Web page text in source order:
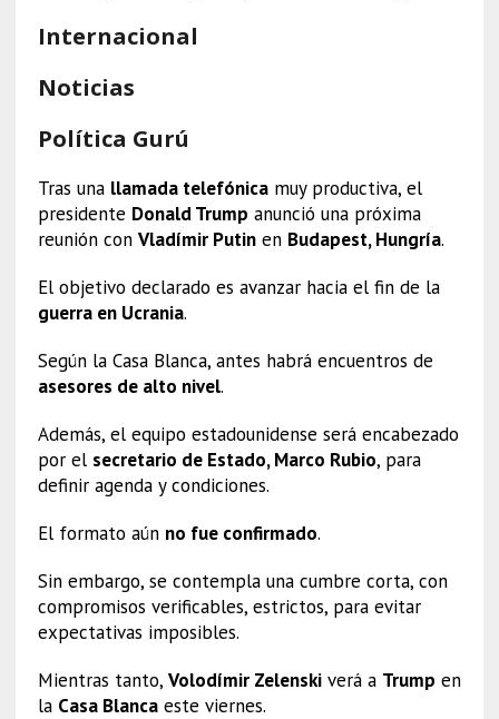
Internacional
Noticias
Política Gurú
Tras una llamada telefónicamuy productiva, el
presidente Donald Trump anunció una próxima
reunión con Vladímir Putinen Budapest, Hungría.
El objetivo declarado es avanzar hacia el fin de la
guerra en Ucrania.
Según la Casa Blanca, antes habrá encuentros de
asesores de alto nivel.
Además, el equipo estadounidense será encabezado
por el secretario de Estado, Marco Rubio, para
definir agenda y condiciones.
El formato aún no fue confirmado.
Sin embargo, se contempla una cumbre corta, con
compromisos verificables, estrictos, para evitar
expectativas imposibles.
Mientras tanto, Volodímir Zelenskiverá a Trump en
la Casa Blancaeste viernes.